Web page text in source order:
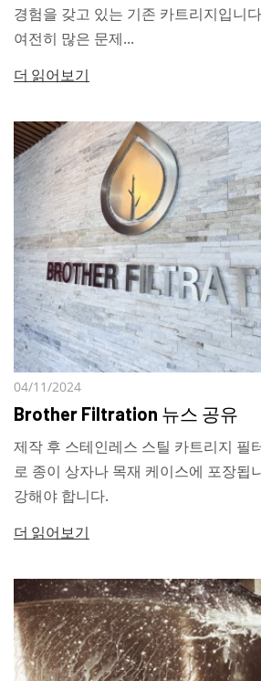
경험을 갖고 있는 기존 카트리지입니
여전히 많은 문제...
더 읽어보기
04/11/2024
Brother Filtration 뉴스 공유
제작 후 스테인레스 스틸 카트리지 필
로 종이 상자나 목재 케이스에 포장됩
강해야 합니다.
더 읽어보기